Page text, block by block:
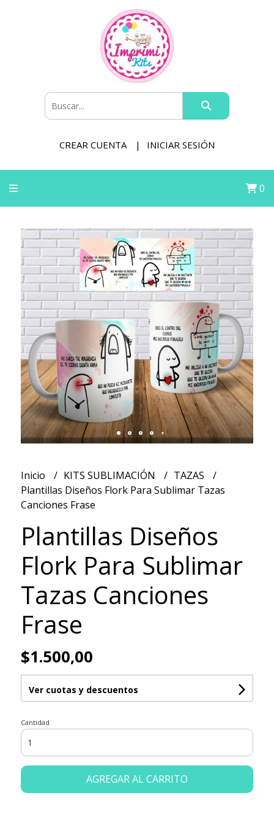
CREAR CUENTA INICIAR SESIÓN
0
Inicio KITS SUBLIMACIÓN
TAZAS
Plantillas Diseños Flork Para Sublimar Tazas
Canciones Frase
Plantillas Diseños
Flork Para Sublimar
Tazas Canciones
Frase
$1.500,00
Ver cuotas y descuentos
Cantidad
AGREGAR AL CARRITO